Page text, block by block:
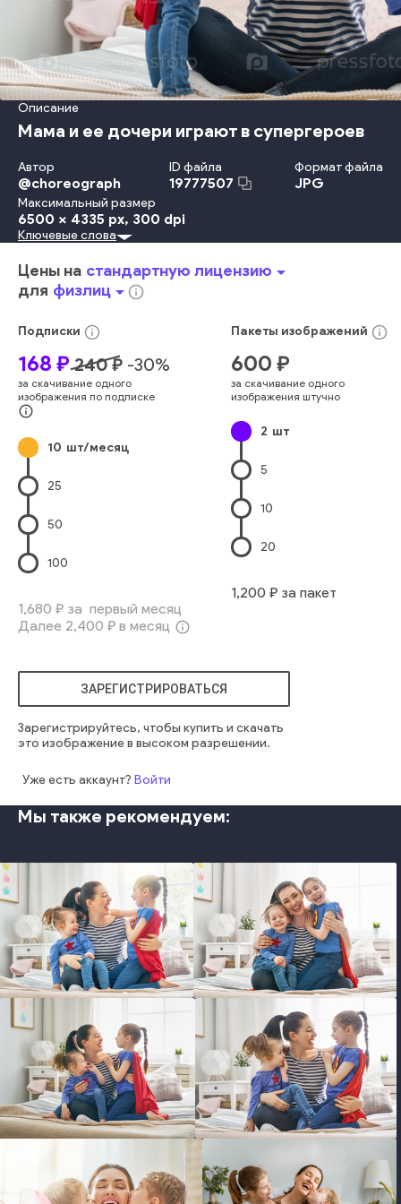
Описание
Мама и ее дочери играют в супергероев
Автор
@choreograph
ID файла
19777507
Формат файла
JPG
Максимальный размер
6500 x 4335 px, 300 dpi
Ребёнок Детство
Любовь Мужчины Костюм-Наряд Дом Семья
Успех
Мать Родитель
В Помещении
Свобода
Интерьер Дома
Играть Власть Вдохновение
Приключение
Наслаждение Близость Отец Малыш Сын Брат
Приятное Волнение
Мотивация
Воображение
Мальчики
Проведение Досуга
Два Человека
Домашний Быт
Гостиная
Европейского Происхождения
Дошкольный Возраст
Люди
маленький
счастливый
активный
мама
ребенок
одетый обнимать воспитание детей
мама крайний мечтать супермен
Ключевые слова
Цены на стандартную лицензиюarrow_drop_down
для физлицarrow_drop_downinfo_outline
Подписки info_outline
168 ₽ 240₽ -30%
за скачивание одного
изображения по подписке
info_outline
10 шт/месяц
25
50
100
1,680 ₽ за первый месяц
Далее 2,400 ₽ в месяц info_outline
Пакеты изображений info_outline
600 ₽
за скачивание одного
изображения штучно
2 шт
5
10
20
1,200 ₽ за пакет
ЗАРЕГИСТРИРОВАТЬСЯ
Зарегистрируйтесь, чтобы купить и скачать
это изображение в высоком разрешении.
Уже есть аккаунт? Войти
Мы также рекомендуем:
photo photo
photo photo